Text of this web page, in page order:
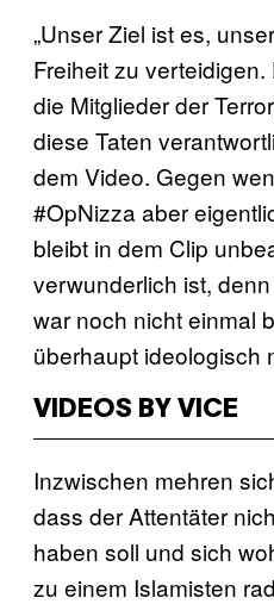
„Unser Ziel ist es,
Freiheit zu
die Mitglieder der
diese Taten
dem Video. Gegen
#OpNizza aber
bleibt in dem Clip
verwunderlich ist,
war noch nicht einmal
überhaupt ideologisch
VIDEOS BY VICE
Inzwischen mehren
dass der Attentäter
haben soll und sich
zu einem Islamisten